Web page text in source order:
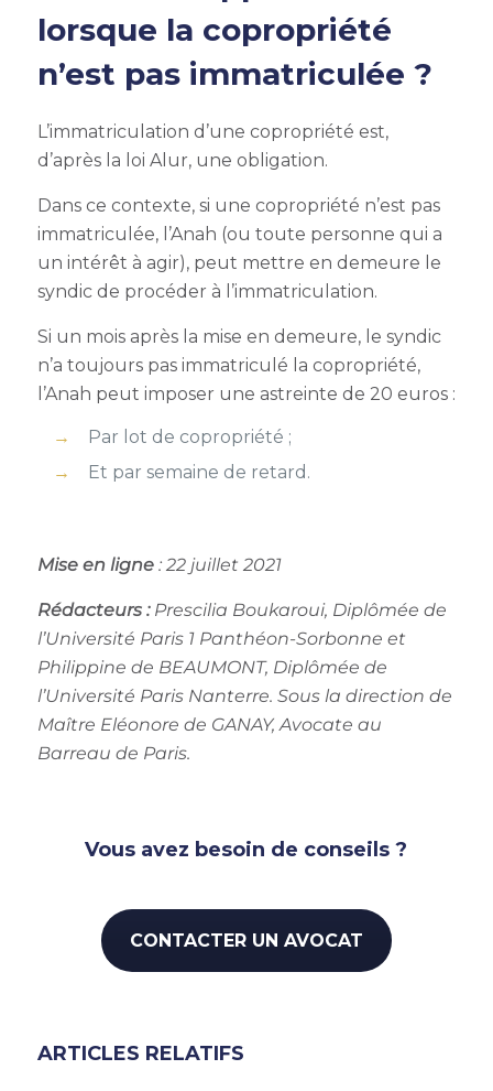
lorsque la copropriété
n’est pas immatriculée ?
L’immatriculation d’une copropriété est,
d’après la loi Alur, une obligation.
Dans ce contexte, si une copropriété n’est pas
immatriculée, l’Anah (ou toute personne qui a
un intérêt à agir), peut mettre en demeure le
syndic de procéder à l’immatriculation.
Si un mois après la mise en demeure, le syndic
n’a toujours pas immatriculé la copropriété,
l’Anah peut imposer une astreinte de 20 euros :
Par lot de copropriété ;
Et par semaine de retard.
Mise en ligne: 22 juillet 2021
Rédacteurs : Prescilia Boukaroui, Diplômée de
l’Université Paris 1 Panthéon-Sorbonne et
Philippine de BEAUMONT, Diplômée de
l’Université Paris Nanterre. Sous la direction de
Maître Eléonore de GANAY, Avocate au
Barreau de Paris.
Vous avez besoin de conseils ?
CONTACTER UN AVOCAT
ARTICLES RELATIFS